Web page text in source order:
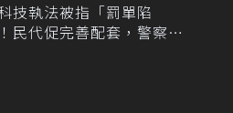
技執法被指「罰單陷
民代促完善配套，警察局